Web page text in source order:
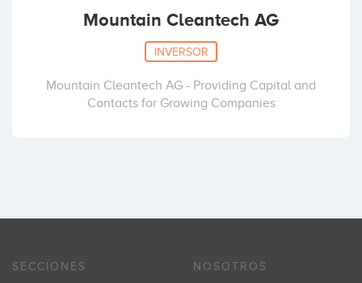
Mountain Cleantech AG
INVERSOR
Mountain Cleantech AG - Providing Capital and
Contacts for Growing Companies
SECCIONES NOSOTROS